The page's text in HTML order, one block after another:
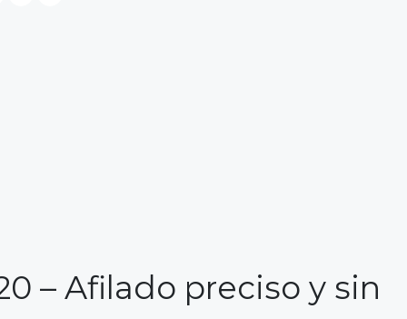
– Afilado preciso y sin